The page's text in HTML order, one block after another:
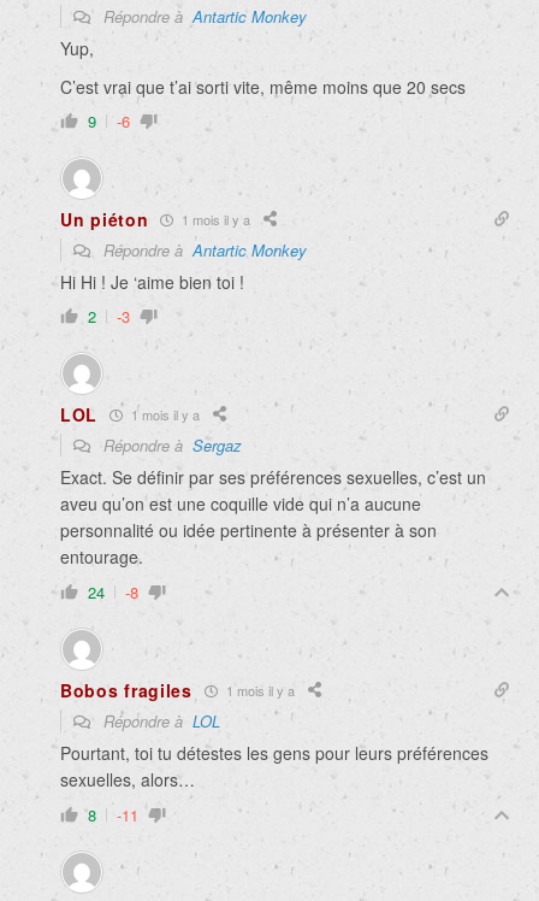
Répondre àAntartic Monkey
Yup,
C’est vrai que t’ai sorti vite, même moins que 20 secs
9 -6
Un piéton 1 mois il y a
Répondre àAntartic Monkey
Hi Hi ! Je ‘aime bien toi !
2 -3
LOL 1 mois il y a
Répondre à Sergaz
Exact. Se définir par ses préférences sexuelles, c’est un
aveu qu’on est une coquille vide qui n’a aucune
personnalité ou idée pertinente à présenter à son
entourage.
24 -8
Bobos fragiles 1 mois il y a
Répondre à LOL
Pourtant, toi tu détestes les gens pour leurs préférences
sexuelles, alors…
8 -11